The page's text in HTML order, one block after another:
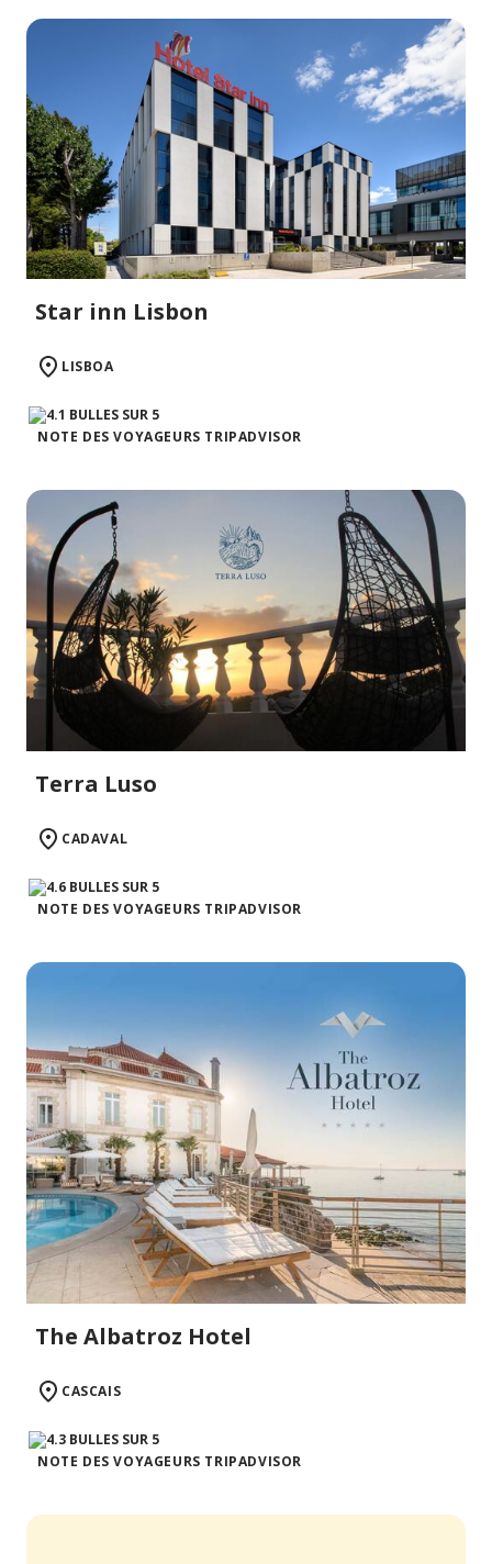
Star inn Lisbon
LISBOA
NOTE DES VOYAGEURS TRIPADVISOR
Terra Luso
CADAVAL
NOTE DES VOYAGEURS TRIPADVISOR
The Albatroz Hotel
CASCAIS
NOTE DES VOYAGEURS TRIPADVISOR